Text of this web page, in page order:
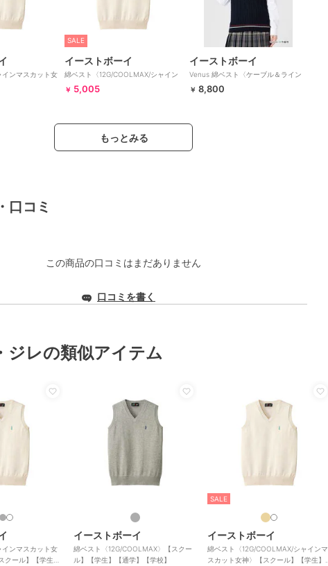
インマスカット女
クール】【学
SALE
イーストボーイ
綿ベスト〈12G/COOLMAX/シャイン
マスカット女神〉【スクール】【学
生】【通学】【学校】
￥ 5,005
イーストボーイ
Venus 綿ベスト〈ケーブル＆ライン
入り〉【スクール】【学生】【通学】
【学校】
￥ 8,800
もっとみる
口コミ
この商品の口コミはまだありません
口コミを書く
ジレの類似アイテム
インマスカット女
ール】【学生】
イーストボーイ
綿ベスト〈12G/COOLMAX〉【スクー
ル】【学生】【通学】【学校】
SALE
イーストボーイ
綿ベスト〈12G/COOLMAX/シャインマ
スカット女神〉【スクール】【学生】